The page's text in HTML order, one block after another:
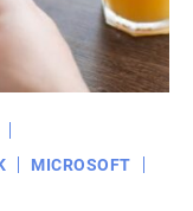
MICROSOFT